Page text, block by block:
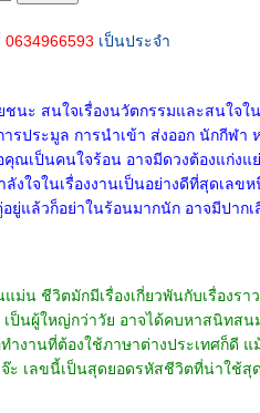
0634966593 เป็นประจำ
นะ สนใจเรื่องนวัตกรรมและสนใจใ
รประมูล การนำเข้า ส่งออก นักกีฬ
อคุณเป็นคนใจร้อน อาจมีดวงต้องแก่
งใจในเรื่องงานเป็นอย่างดีที่สุดเลข
แล้วก็อย่าในร้อนมากนัก อาจมีปาก
น ชีวิตมักมีเรื่องเกี่ยวพันกับเรื่อง
ป็นผู้ใหญ่กว่าวัย อาจได้คบหาสนิทสน
ำงานที่ต้องใช้ภาษาต่างประเทศก็ดี
ะ เลขนี้เป็นสุดยอดรหัสชีวิตที่น่าใช้สุ